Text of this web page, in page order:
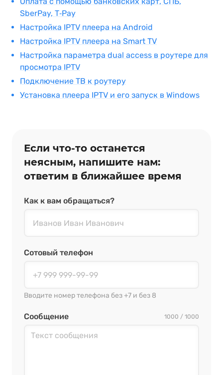
SberPay, T‑Pay
Настройка IPTV плеера на Android
Настройка IPTV плеера на Smart TV
Настройка параметра dual access в роутере для
просмотра IPTV
Подключение ТВ к роутеру
Установка плеера IPTV и его запуск в Windows
Если что‑то останется
неясным, напишите нам:
ответим в ближайшее время
Как к вам обращаться?
Сотовый телефон
Вводите номер телефона без +7 и без 8
Сообщение 1000 / 1000